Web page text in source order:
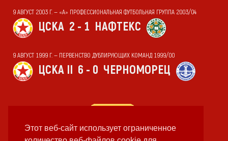
Этот веб-сайт использует ограниченное
9 АВГУСТ 2003 Г. — «А» ПРОФЕССИОНАЛЬНАЯ ФУТБОЛЬНАЯ ГРУППА 2003/04
ЦСКА 2 - 1 НАФТЕКС
9 АВГУСТ 1999 Г. — ПЕРВЕНСТВО ДУБЛИРУЮЩИХ КОМАНД 1999/00
ЦСКА II 6 - 0 ЧЕРНОМОРЕЦ